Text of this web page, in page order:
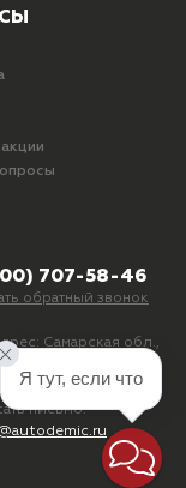
707-58-46
обратный звонок
Самарская обл.,
ул. Лазо, д. 25
письмо:
Я тут, если что